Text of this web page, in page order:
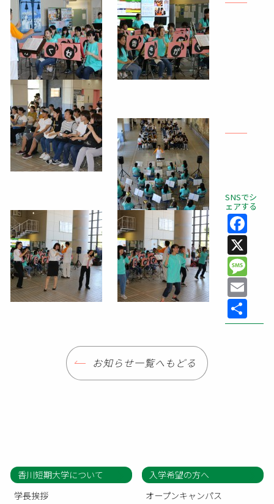
SNSでシ
ェアする
X
共
有
お知らせ一覧へもどる
香川短期大学について
学長挨拶
入学希望の方へ
オープンキャンパス